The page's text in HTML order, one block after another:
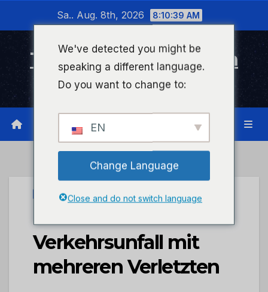
wechseln
Sa.. Aug. 8th, 2026 8:10:39 AM
Timeline Bad Kreuznach
Infonetzwerk für Bad Kreuznach
UNCATEGORIZED
POL-PDWIL:
Verkehrsunfall mit
mehreren Verletzten
We've detected you might be
speaking a different language.
Do you want to change to:
EN
Change Language
Close and do not switch language